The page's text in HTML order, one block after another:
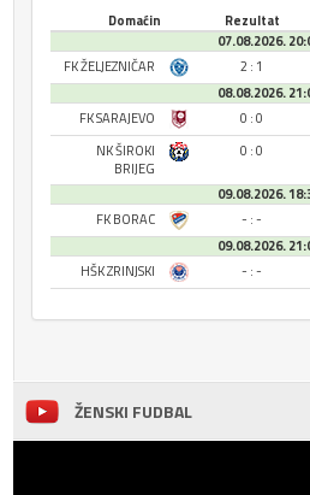
Domaćin Rezultat
07.08.2026.
FK ŽELJEZNIČAR
2 : 1
08.08.2026.
FK SARAJEVO
0 : 0
NK ŠIROKI
BRIJEG
0 : 0
09.08.2026.
FK BORAC
- : -
09.08.2026.
HŠK ZRINJSKI
- : -
ŽENSKI FUDBAL